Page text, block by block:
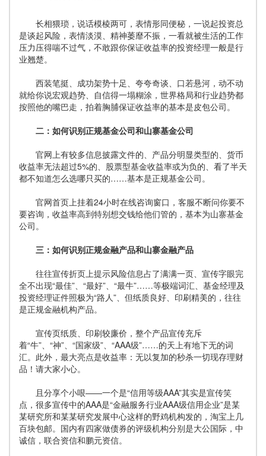
长相猥琐，说话模棱两可，表情形同便秘，一说起投资总
是谈起风险，表情淡漠、精神萎靡不振，一看就被生活的工作
压力压得喘不过气，不敢跟你保证收益率的投资经理一般是行
业翘楚。
西装笔挺、成功架势十足、夸夸奇谈、口若悬河，动不动
就给你说宏观趋势、自信得一塌糊涂，世界格局和行业趋势都
按照他的嘴巴走，拍着胸脯保证收益率的基本是皮包公司。
二：如何识别正规基金公司和山寨基金公司
官网上有较多信息披露文件的、产品分明显类型的、货币
收益率无法超过5%的、股票型基金收益率或为负的、看了半天
都不知道怎么选哪只买的……基本是正规基金公司。
官网首页上挂着24小时在线咨询窗口，客服不断问你要不
要咨询，收益率高到特别想交钱给他们管的，基本为山寨基金
公司。
三：如何识别正规金融产品和山寨金融产品
往往宣传折页上提示风险信息占了满满一页、宣传字眼完
全不出现“最佳”、“最好”、“最牛”……等极端词汇、基金经理及
投资经理证件照极为“路人”、但纸质良好、印刷精美的，往往
是正规金融机构产品。
宣传页纸质、印刷较廉价，整个产品宣传充斥
着“牛”、“神”、“国家级”、“AAA级”……的天上有地下无的词
汇。此外，最大亮点是收益率：无以复加的秒杀一切现存理财
品！请大家小心。
且分享个小哏——一个是“信用等级AAA”其实是宣传笑
点，很多宣传中的AAA是“金融服务行业AAA级信用企业”是某
某研究所和某某研究发展中心这样的野鸡机构发的，淘宝上几
百块包邮。国内有四家做债券的评级机构分别是大公国际，中
诚信，联合资信和鹏元资信。